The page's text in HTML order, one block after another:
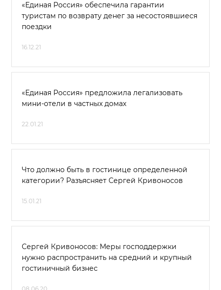
«Единая Россия» обеспечила гарантии
туристам по возврату денег за несостоявшиеся
поездки
16.12.21
«Единая Россия» предложила легализовать
мини-отели в частных домах
22.01.21
Что должно быть в гостинице определенной
категории? Разъясняет Сергей Кривоносов
15.01.21
Сергей Кривоносов: Меры господдержки
нужно распространить на средний и крупный
гостиничный бизнес